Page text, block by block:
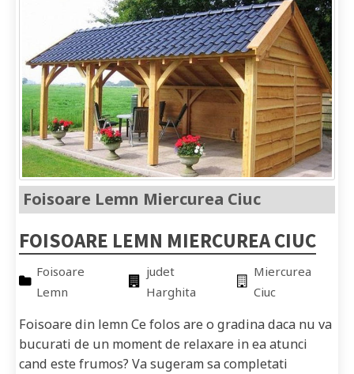
Foisoare Lemn Miercurea Ciuc
FOISOARE LEMN MIERCUREA CIUC
Foisoare
Lemn
judet
Harghita
Miercurea
Ciuc
Foisoare din lemn Ce folos are o gradina daca nu va
bucurati de un moment de relaxare in ea atunci
cand este frumos? Va sugeram sa completati